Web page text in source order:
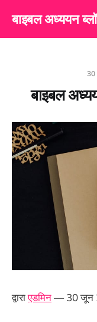
बाइबल अध्ययन
30
बाइबल
द्वाराएडमिन— 30 जून